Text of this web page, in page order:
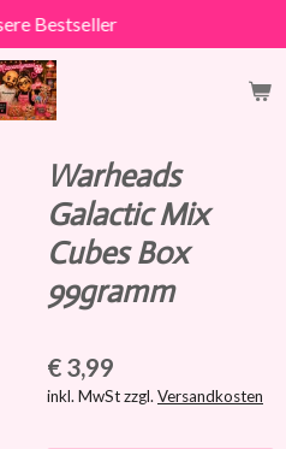
Bestseller
Warheads
Galactic Mix
Cubes Box
99gramm
€ 3,99
inkl. MwSt zzgl. Versandkosten